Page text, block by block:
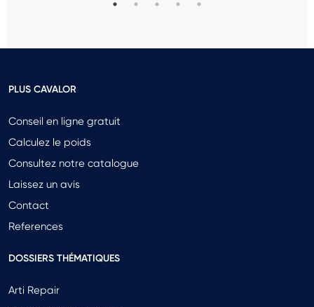
PLUS CAVALOR
Conseil en ligne gratuit
Calculez le poids
Consultez notre catalogue
Laissez un avis
Contact
References
DOSSIERS THÉMATIQUES
Arti Repair